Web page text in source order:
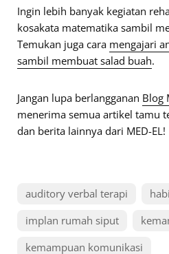
Ingin lebih banyak kegiatan
kosakata matematika sambil
Temukan juga cara mengajari
sambil membuat salad buah.
Jangan lupa berlangganan Blog
menerima semua artikel tamu
dan berita lainnya dari MED-EL!
auditory verbal terapi
implan rumah siput
kemampuan komunikasi